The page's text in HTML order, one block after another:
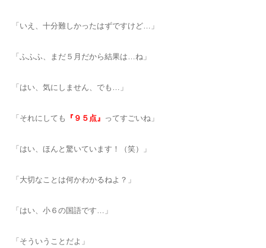
「いえ、十分難しかったはずですけど…」
「ふふふ、まだ５月だから結果は…ね」
「はい、気にしません、でも…」
「それにしても 『９５点』 ってすごいね」
「はい、ほんと驚いています！（笑）」
「大切なことは何かわかるねよ？」
「はい、小６の国語です…」
「そういうことだよ」